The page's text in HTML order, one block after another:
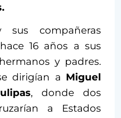
sus compañeras
16 años a sus
y padres.
dirigían a Miguel
, donde dos
a Estados